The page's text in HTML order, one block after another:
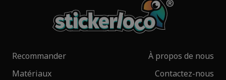
Recommander
Matériaux
À propos de nous
Contactez-nous